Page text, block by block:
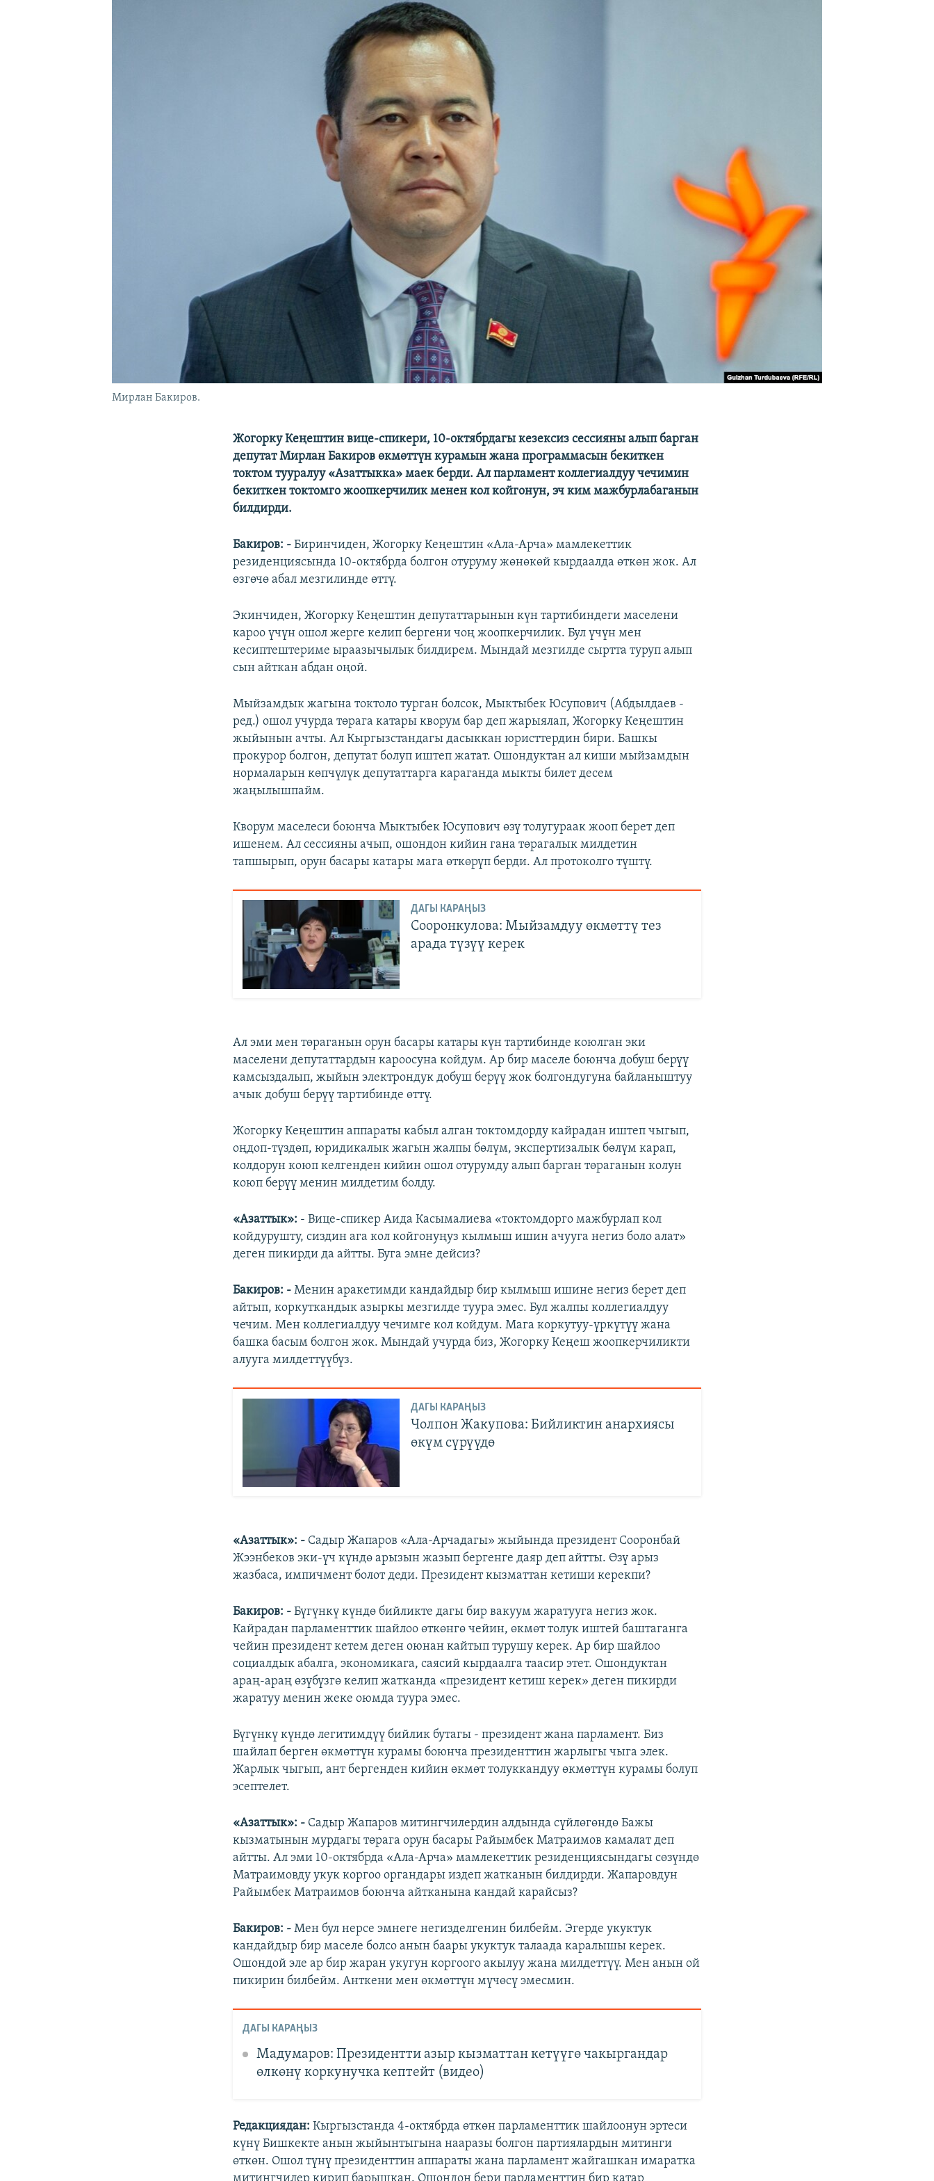
Мирлан Бакиров.
Жогорку Кеңештин вице-спикери, 10-октябрдагы кезексиз сессияны алып барган
депутат Мирлан Бакиров өкмөттүн курамын жана программасын бекиткен
токтом тууралуу «Азаттыкка» маек берди. Ал парламент коллегиалдуу чечимин
бекиткен токтомго жоопкерчилик менен кол койгонун, эч ким мажбурлабаганын
билдирди.
Бакиров: -Биринчиден, Жогорку Кеңештин «Ала-Арча» мамлекеттик
резиденциясында 10-октябрда болгон отуруму жөнөкөй кырдаалда өткөн жок. Ал
өзгөчө абал мезгилинде өттү.
Экинчиден, Жогорку Кеңештин депутаттарынын күн тартибиндеги маселени
кароо үчүн ошол жерге келип бергени чоң жоопкерчилик. Бул үчүн мен
кесиптештериме ыраазычылык билдирем. Мындай мезгилде сыртта туруп алып
сын айткан абдан оңой.
Мыйзамдык жагына токтоло турган болсок, Мыктыбек Юсупович (Абдылдаев -
ред.) ошол учурда төрага катары кворум бар деп жарыялап, Жогорку Кеңештин
жыйынын ачты. Ал Кыргызстандагы дасыккан юристтердин бири. Башкы
прокурор болгон, депутат болуп иштеп жатат. Ошондуктан ал киши мыйзамдын
нормаларын көпчүлүк депутаттарга караганда мыкты билет десем
жаңылышпайм.
Кворум маселеси боюнча Мыктыбек Юсупович өзү толугураак жооп берет деп
ишенем. Ал сессияны ачып, ошондон кийин гана төрагалык милдетин
тапшырып, орун басары катары мага өткөрүп берди. Ал протоколго түштү.
ДАГЫ КАРАҢЫЗ
Сооронкулова: Мыйзамдуу өкмөттү тез
арада түзүү керек
Ал эми мен төраганын орун басары катары күн тартибинде коюлган эки
маселени депутаттардын кароосуна койдум. Ар бир маселе боюнча добуш берүү
камсыздалып, жыйын электрондук добуш берүү жок болгондугуна байланыштуу
ачык добуш берүү тартибинде өттү.
Жогорку Кеңештин аппараты кабыл алган токтомдорду кайрадан иштеп чыгып,
оңдоп-түздөп, юридикалык жагын жалпы бөлүм, экспертизалык бөлүм карап,
колдорун коюп келгенден кийин ошол отурумду алып барган төраганын колун
коюп берүү менин милдетим болду.
«Азаттык»: - Вице-спикер Аида Касымалиева «токтомдорго мажбурлап кол
койдурушту, сиздин ага кол койгонуңуз кылмыш ишин ачууга негиз боло алат»
деген пикирди да айтты. Буга эмне дейсиз?
Бакиров: -Менин аракетимди кандайдыр бир кылмыш ишине негиз берет деп
айтып, коркуткандык азыркы мезгилде туура эмес. Бул жалпы коллегиалдуу
чечим. Мен коллегиалдуу чечимге кол койдум. Мага коркутуу-үркүтүү жана
башка басым болгон жок. Мындай учурда биз, Жогорку Кеңеш жоопкерчиликти
алууга милдеттүүбүз.
ДАГЫ КАРАҢЫЗ
Чолпон Жакупова: Бийликтин анархиясы
өкүм сүрүүдө
«Азаттык»: - Садыр Жапаров «Ала-Арчадагы» жыйында президент Сооронбай
Жээнбеков эки-үч күндө арызын жазып бергенге даяр деп айтты. Өзү арыз
жазбаса, импичмент болот деди. Президент кызматтан кетиши керекпи?
Бакиров: -Бүгүнкү күндө бийликте дагы бир вакуум жаратууга негиз жок.
Кайрадан парламенттик шайлоо өткөнгө чейин, өкмөт толук иштей баштаганга
чейин президент кетем деген оюнан кайтып турушу керек. Ар бир шайлоо
социалдык абалга, экономикага, саясий кырдаалга таасир этет. Ошондуктан
араң-араң өзүбүзгө келип жатканда «президент кетиш керек» деген пикирди
жаратуу менин жеке оюмда туура эмес.
Бүгүнкү күндө легитимдүү бийлик бутагы - президент жана парламент. Биз
шайлап берген өкмөттүн курамы боюнча президенттин жарлыгы чыга элек.
Жарлык чыгып, ант бергенден кийин өкмөт толуккандуу өкмөттүн курамы болуп
эсептелет.
«Азаттык»: - Садыр Жапаров митингчилердин алдында сүйлөгөндө Бажы
кызматынын мурдагы төрага орун басары Райымбек Матраимов камалат деп
айтты. Ал эми 10-октябрда «Ала-Арча» мамлекеттик резиденциясындагы сөзүндө
Матраимовду укук коргоо органдары издеп жатканын билдирди. Жапаровдун
Райымбек Матраимов боюнча айтканына кандай карайсыз?​
Бакиров: -Мен бул нерсе эмнеге негизделгенин билбейм. Эгерде укуктук
кандайдыр бир маселе болсо анын баары укуктук талаада каралышы керек.
Ошондой эле ар бир жаран укугун коргоого акылуу жана милдеттүү. Мен анын ой
пикирин билбейм. Анткени мен өкмөттүн мүчөсү эмесмин.
ДАГЫ КАРАҢЫЗ
Мадумаров: Президентти азыр кызматтан кетүүгө чакыргандар
өлкөнү коркунучка кептейт (видео)
Редакциядан:Кыргызстанда 4-октябрда өткөн парламенттик шайлоонун эртеси
күнү Бишкекте анын жыйынтыгына нааразы болгон партиялардын митинги
өткөн. Ошол түнү президенттин аппараты жана парламент жайгашкан имаратка